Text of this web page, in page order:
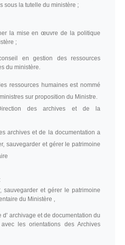
sous la tutelle du ministère ;
la mise en œuvre de la politique
;
en gestion des ressources
du ministère.
ressources humaines est nommé
sur proposition du Ministre.
des archives et de la
archives et de la documentation a
sauvegarder et gérer le patrimoine
sauvegarder et gérer le patrimoine
du Ministère ,
archivage et de documentation du
les orientations des Archives